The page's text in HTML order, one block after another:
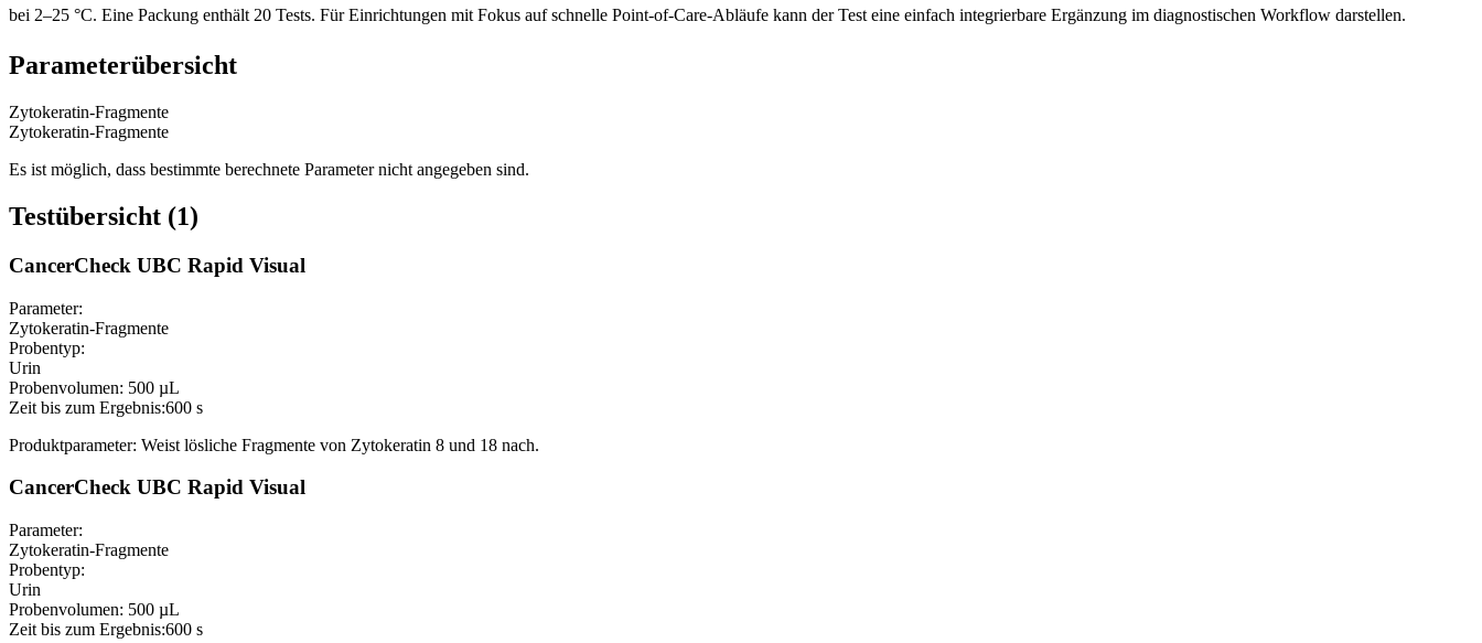
bei 2–25 °C. Eine Packung enthält 20 Tests. Für Einrichtungen mit Fokus auf schnelle Point-of-Care-Abläufe kann der Test eine einfach integrierbare Ergänzung im diagnostischen Workflow darstellen.
Parameterübersicht
Zytokeratin-Fragmente
Zytokeratin-Fragmente
Es ist möglich, dass bestimmte berechnete Parameter nicht angegeben sind.
Testübersicht (1)
CancerCheck UBC Rapid Visual
Parameter:
Zytokeratin-Fragmente
Probentyp:
Urin
Probenvolumen: 500 µL
Zeit bis zum Ergebnis:600 s
Produktparameter: Weist lösliche Fragmente von Zytokeratin 8 und 18 nach.
CancerCheck UBC Rapid Visual
Parameter:
Zytokeratin-Fragmente
Probentyp:
Urin
Probenvolumen: 500 µL
Zeit bis zum Ergebnis:600 s